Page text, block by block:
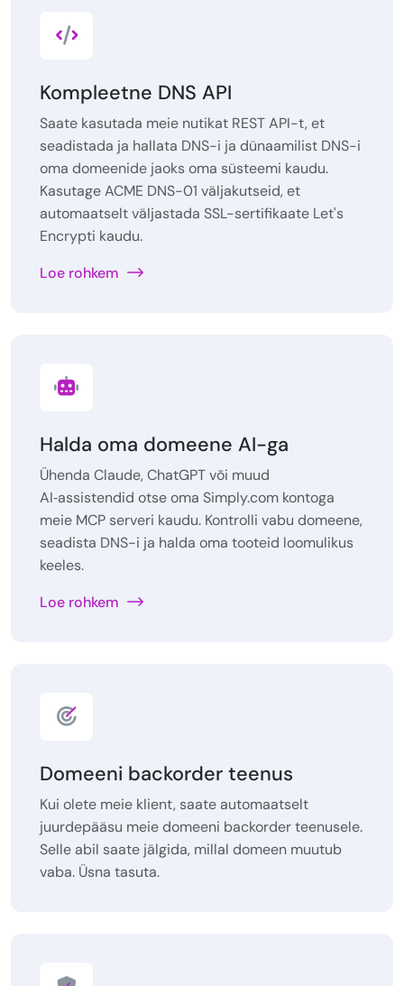
Kompleetne DNS API
Saate kasutada meie nutikat REST API-t, et
seadistada ja hallata DNS-i ja dünaamilist DNS-i
oma domeenide jaoks oma süsteemi kaudu.
Kasutage ACME DNS-01 väljakutseid, et
automaatselt väljastada SSL-sertifikaate Let's
Encrypti kaudu.
Loe rohkem
Halda oma domeene AI-ga
Ühenda Claude, ChatGPT või muud
AI‑assistendid otse oma Simply.com kontoga
meie MCP serveri kaudu. Kontrolli vabu domeene,
seadista DNS-i ja halda oma tooteid loomulikus
keeles.
Loe rohkem
Domeeni backorder teenus
Kui olete meie klient, saate automaatselt
juurdepääsu meie domeeni backorder teenusele.
Selle abil saate jälgida, millal domeen muutub
vaba. Üsna tasuta.